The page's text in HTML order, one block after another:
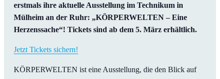
erstmals ihre aktuelle Ausstellung im Technikum in
Mülheim an der Ruhr: „KÖRPERWELTEN – Eine
Herzenssache“! Tickets sind ab dem 5. März erhältlich.
Jetzt Tickets sichern!
KÖRPERWELTEN ist eine Ausstellung, die den Blick auf